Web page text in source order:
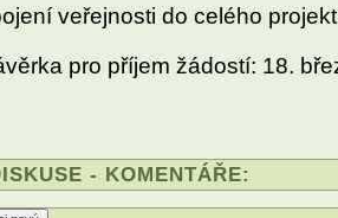
veřejnosti do celého
pro příjem žádostí: 18.
- KOMENTÁŘE: